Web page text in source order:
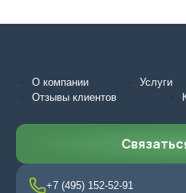
О компании Услуги
Отзывы клиентов
+7 (495) 152-52-91